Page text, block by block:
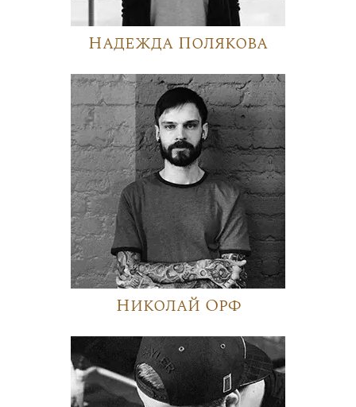
Надежда Полякова
Николай Орф